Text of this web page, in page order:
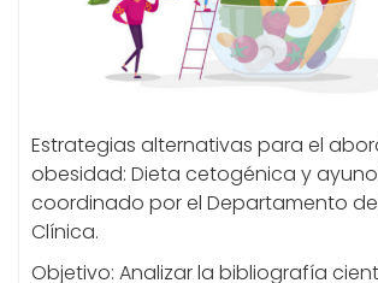
Estrategias alternativas para el
obesidad: Dieta cetogénica y
coordinado por el Departamento
Clínica.
Objetivo: Analizar la bibliografía